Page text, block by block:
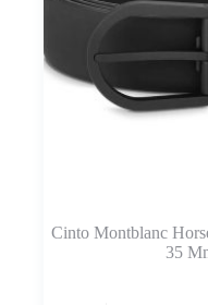
Cinto Montblanc
35